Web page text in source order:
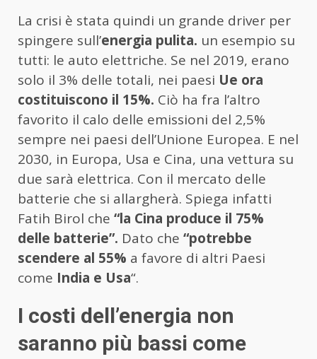
La crisi è stata quindi un grande driver per
spingere sull’energia pulita. un esempio su
tutti: le auto elettriche. Se nel 2019, erano
solo il 3% delle totali, nei paesi Ue ora
costituiscono il 15%. Ciò ha fra l’altro
favorito il calo delle emissioni del 2,5%
sempre nei paesi dell’Unione Europea. E nel
2030, in Europa, Usa e Cina, una vettura su
due sarà elettrica. Con il mercato delle
batterie che si allargherà. Spiega infatti
Fatih Birol che “la Cina produce il 75%
delle batterie”. Dato che “potrebbe
scendere al 55% a favore di altri Paesi
come India e Usa“.
I costi dell’energia non
saranno più bassi come